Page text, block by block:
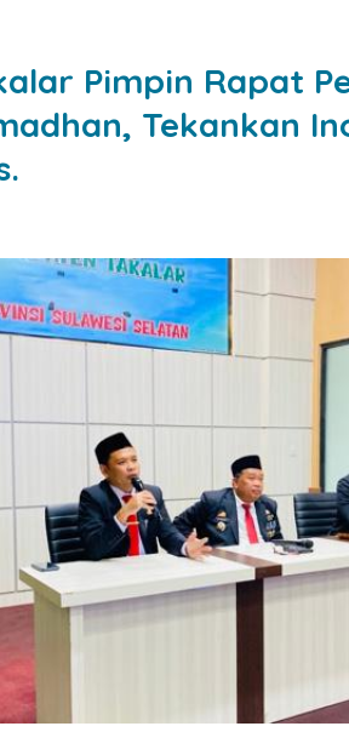
Pimpin Rapat
Tekankan